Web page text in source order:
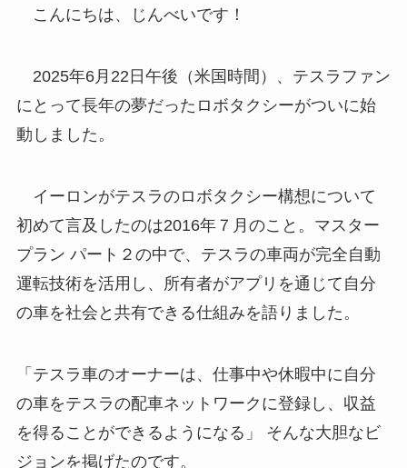
こんにちは、じんべいです！
2025年6月22日午後（米国時間）、テスラファン
にとって長年の夢だったロボタクシーがついに始
動しました。
イーロンがテスラのロボタクシー構想について
初めて言及したのは2016年７月のこと。マスター
プラン パート２の中で、テスラの車両が完全自動
運転技術を活用し、所有者がアプリを通じて自分
の車を社会と共有できる仕組みを語りました。
「テスラ車のオーナーは、仕事中や休暇中に自分
の車をテスラの配車ネットワークに登録し、収益
を得ることができるようになる」 そんな大胆なビ
ジョンを掲げたのです。